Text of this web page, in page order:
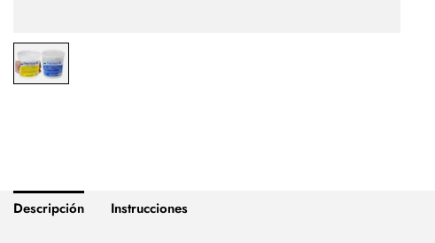
Descripción Instrucciones